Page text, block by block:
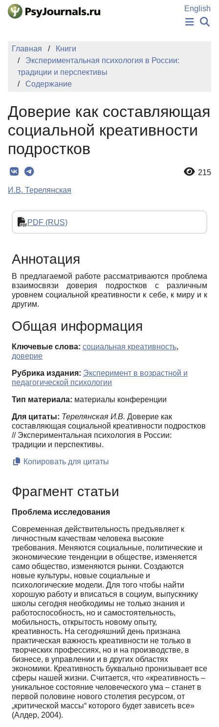
Перейти к основному содержанию
English
ПОДАТЬ РУКОПИСЬ
Регистрация
Вход
Главная
Книги
Экспериментальная психология в России:
традиции и перспективы
Содержание
Доверие как составляющая
социальной креативности
подростков
215
И.В. Терелянская
PDF (RUS)
Аннотация
В предлагаемой работе рассматриваются проблема
взаимосвязи доверия подростков с различным
уровнем социальной креативности к себе, к миру и к
другим.
Общая информация
Ключевые слова: социальная креативность,
доверие
Рубрика издания: Эксперимент в возрастной и
педагогической психологии
Тип материала: материалы конференции
Для цитаты: Терелянская И.В. Доверие как
составляющая социальной креативности подростков
// Экспериментальная психология в России:
традиции и перспективы.
Копировать для цитаты
Фрагмент статьи
Проблема исследования
Современная действительность предъявляет к
личностным качествам человека высокие
требования. Меняются социальные, политические и
экономические тенденции в обществе, изменяется
само общество, изменяются рынки. Создаются
новые культуры, новые социальные и
психологические модели. Для того чтобы найти
хорошую работу и вписаться в социум, выпускнику
школы сегодня необходимы не только знания и
работоспособность, но и самостоятельность,
мобильность, открытость новому опыту,
креативность. На сегодняшний день признана
практическая важность креативности не только в
творческих профессиях, но и на производстве, в
бизнесе, в управлении и в других областях
экономики. Креативность буквально пронизывает все
сферы нашей жизни. Считается, что «креативность –
уникальное состояние человеческого ума – станет в
первой половине нового столетия ресурсом, от
„критической массы“ которого будет зависеть все»
(Алдер, 2004).